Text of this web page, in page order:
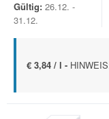
Gültig: 26.12. -
31.12.
€ 3,84 / l -